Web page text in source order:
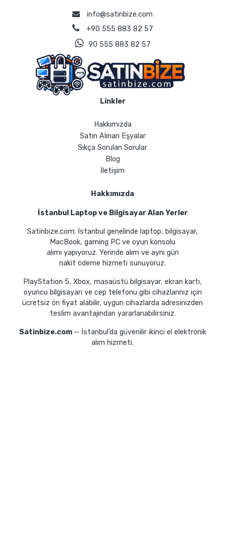
info@satinbize.com
+90 555 883 82 57
90 555 883 82 57
Linkler
Hakkımızda
Satın Alınan Eşyalar
Sıkça Sorulan Sorular
Blog
İletişim
Hakkımızda
İstanbul Laptop ve Bilgisayar Alan Yerler
Satinbize.com; İstanbul genelinde laptop, bilgisayar,
MacBook, gaming PC ve oyun konsolu
alımı yapıyoruz. Yerinde alım ve aynı gün
nakit ödeme hizmeti sunuyoruz.
PlayStation 5, Xbox, masaüstü bilgisayar, ekran kartı,
oyuncu bilgisayarı ve cep telefonu gibi cihazlarınız için
ücretsiz ön fiyat alabilir, uygun cihazlarda adresinizden
teslim avantajından yararlanabilirsiniz.
Satinbize.com — İstanbul’da güvenilir ikinci el elektronik
alım hizmeti.